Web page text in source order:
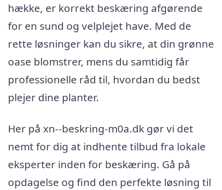
hække, er korrekt beskæring afgørende
for en sund og velplejet have. Med de
rette løsninger kan du sikre, at din grønne
oase blomstrer, mens du samtidig får
professionelle råd til, hvordan du bedst
plejer dine planter.
Her på xn--beskring-m0a.dk gør vi det
nemt for dig at indhente tilbud fra lokale
eksperter inden for beskæring. Gå på
opdagelse og find den perfekte løsning til